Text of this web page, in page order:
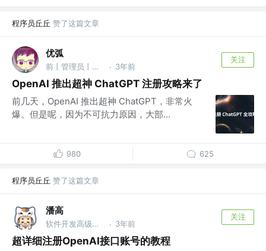
程序员丘丘 赞了这篇文章
优弧
前丨管理员丨首席客服君丨运营负责人 @掘金 · 3年前
关注
OpenAI 推出超神 ChatGPT 注册攻略来了
前几天，OpenAI 推出超神 ChatGPT，非常火
爆。但是呢，因为不可抗力原因，大部...
980 625
程序员丘丘 赞了这篇文章
潘高
软件开发高级工程师 @华大基因 · 3年前
关注
超详细注册OpenAI接口账号的教程